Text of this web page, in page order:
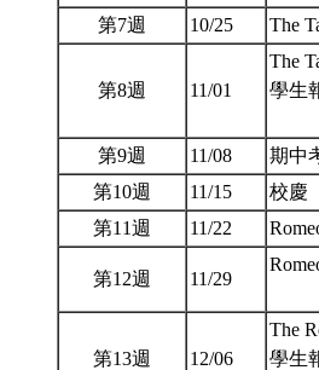
第7週
10/25 The
第8週 11/01
The
學生
第9週 11/08
期中
第10週
11/15
校慶
第11週
11/22
第12週 11/29
第13週 12/06
The
學生